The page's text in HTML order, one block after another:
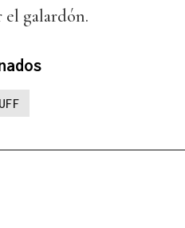
el galardón.